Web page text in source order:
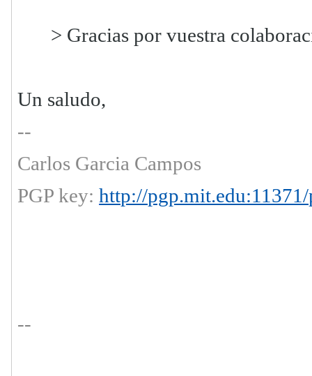
> Gracias por vuestra
Un saludo,
--
Carlos Garcia Campos
PGP key:http://
--